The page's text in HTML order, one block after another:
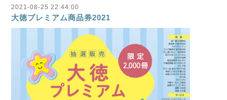
2021-08-25 22:44:00
大徳プレミアム商品券2021